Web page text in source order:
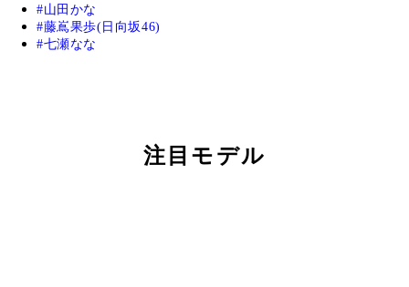
山田かな
藤嶌果歩(日向坂46)
七瀬なな
注目モデル